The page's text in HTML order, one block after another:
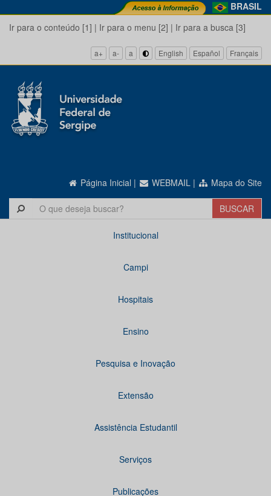
BRASIL
Ir para o conteúdo [1] | Ir para o menu [2] | Ir para a busca [3]
a+ a- a English Español Français
Página Inicial | WEBMAIL | Mapa do Site
Institucional
Campi
Hospitais
Ensino
Pesquisa e Inovação
Extensão
Assistência Estudantil
Serviços
Publicações